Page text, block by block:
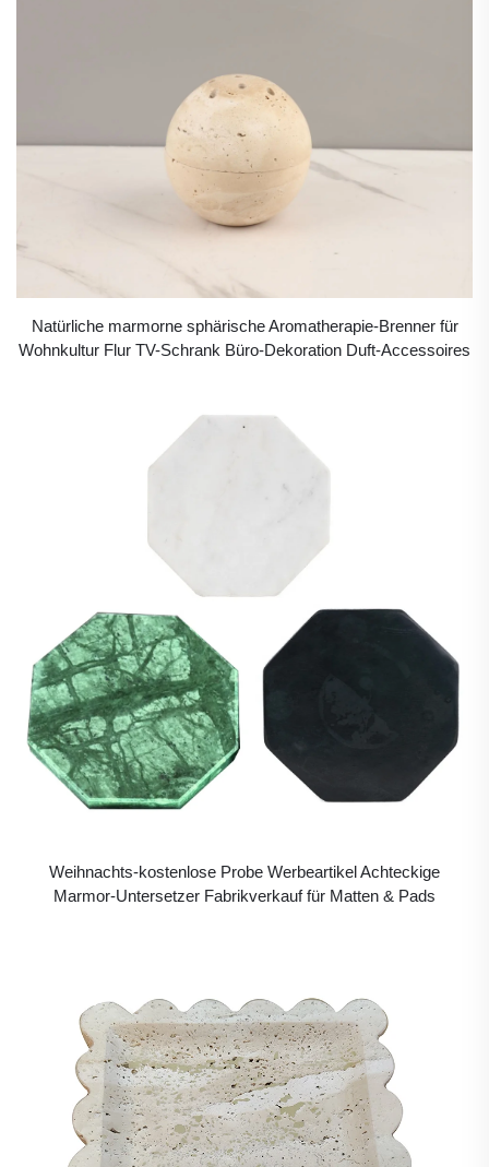
Natürliche marmorne sphärische Aromatherapie-Brenner für
Wohnkultur Flur TV-Schrank Büro-Dekoration Duft-Accessoires
Weihnachts-kostenlose Probe Werbeartikel Achteckige
Marmor-Untersetzer Fabrikverkauf für Matten & Pads